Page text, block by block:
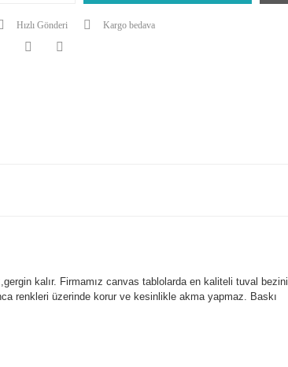
Hızlı Gönderi Kargo bedava
kalır. Firmamız canvas tablolarda en kaliteli tuval bezini
renkleri üzerinde korur ve kesinlikle akma yapmaz. Baskı